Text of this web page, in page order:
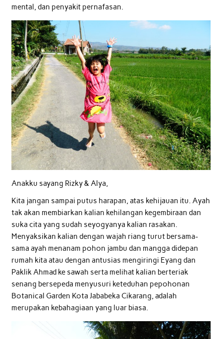
mental, dan penyakit pernafasan.
Anakku sayang Rizky & Alya,
Kita jangan sampai putus harapan, atas kehijauan itu. Ayah
tak akan membiarkan kalian kehilangan kegembiraan dan
suka cita yang sudah seyogyanya kalian rasakan.
Menyaksikan kalian dengan wajah riang turut bersama-
sama ayah menanam pohon jambu dan mangga didepan
rumah kita atau dengan antusias mengiringi Eyang dan
Paklik Ahmad ke sawah serta melihat kalian berteriak
senang bersepeda menyusuri keteduhan pepohonan
Botanical Garden Kota Jababeka Cikarang, adalah
merupakan kebahagiaan yang luar biasa.